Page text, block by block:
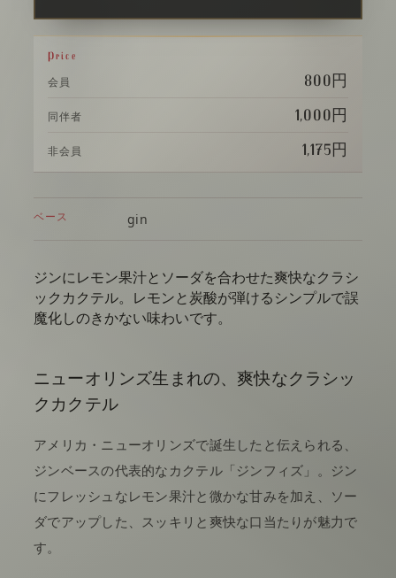
Price
会員 800円
同伴者 1,000円
非会員 1,175円
ベース gin
ジンにレモン果汁とソーダを合わせた爽快なクラシ
ックカクテル。レモンと炭酸が弾けるシンプルで誤
魔化しのきかない味わいです。
ニューオリンズ生まれの、爽快なクラシッ
クカクテル
アメリカ・ニューオリンズで誕生したと伝えられる、
ジンベースの代表的なカクテル「ジンフィズ」。ジン
にフレッシュなレモン果汁と微かな甘みを加え、ソー
ダでアップした、スッキリと爽快な口当たりが魅力で
す。